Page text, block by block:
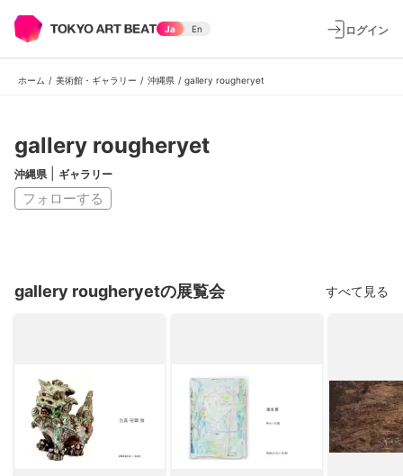
Ja En ログイン
ホーム / 美術館・ギャラリー / 沖縄県 / gallery rougheryet
gallery rougheryet
沖縄県 ギャラリー
フォローする
gallery rougheryetの展覧会 すべて見る